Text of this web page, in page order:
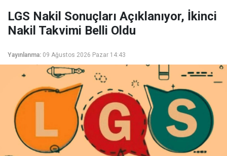
LGS Nakil Sonuçları Açıklanıyor, İkinci
Nakil Takvimi Belli Oldu
Yayınlanma: 09 Ağustos 2026 Pazar 14:43